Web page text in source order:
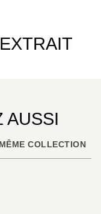
AUSSI
MÊME COLLECTION